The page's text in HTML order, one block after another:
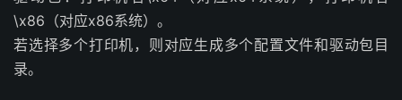
\x86（对应x86系统）。
若选择多个打印机，则对应生成多个配置文件和驱动包目
录。